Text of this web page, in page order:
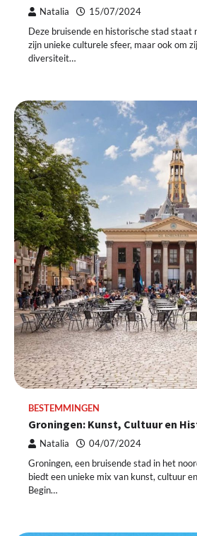
Natalia 15/07/2024
Deze bruisende en historische stad staat
zijn unieke culturele sfeer, maar ook om
diversiteit…
BESTEMMINGEN
Groningen: Kunst, Cultuur en
Natalia 04/07/2024
Groningen, een bruisende stad in het
biedt een unieke mix van kunst, cultuur
Begin…